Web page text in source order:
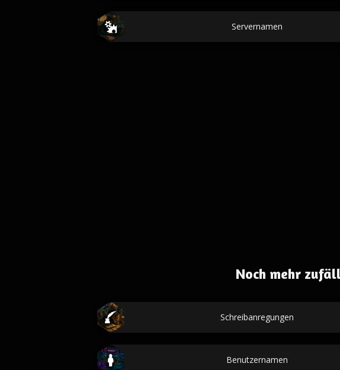
Servernamen
Noch mehr
Schreibanregungen
Benutzernamen